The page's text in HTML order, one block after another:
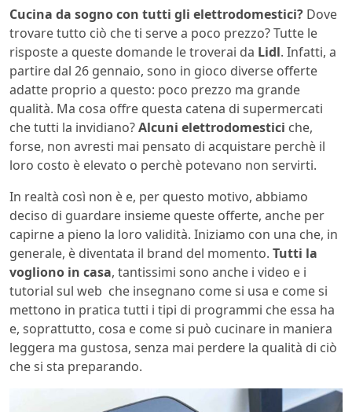
Cucina da sogno con tutti gli elettrodomestici? Dove
trovare tutto ciò che ti serve a poco prezzo? Tutte le
risposte a queste domande le troverai da Lidl. Infatti, a
partire dal 26 gennaio, sono in gioco diverse offerte
adatte proprio a questo: poco prezzo ma grande
qualità. Ma cosa offre questa catena di supermercati
che tutti la invidiano?Alcuni elettrodomestici che,
forse, non avresti mai pensato di acquistare perchè il
loro costo è elevato o perchè potevano non servirti.
In realtà così non è e, per questo motivo, abbiamo
deciso di guardare insieme queste offerte, anche per
capirne a pieno la loro validità. Iniziamo con una che, in
generale, è diventata il brand del momento. Tutti la
vogliono in casa, tantissimi sono anche i video e i
tutorial sul web che insegnano come si usa e come si
mettono in pratica tutti i tipi di programmi che essa ha
e, soprattutto, cosa e come si può cucinare in maniera
leggera ma gustosa, senza mai perdere la qualità di ciò
che si sta preparando.